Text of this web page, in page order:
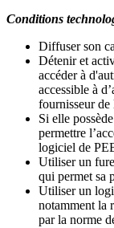
Conditions
Diffuser son
Détenir et
accéder à
accessible à d’
fournisseur
Si elle
permettre l’
logiciel de
Utiliser un
qui permet sa
Utiliser un
notamment la
par la norme